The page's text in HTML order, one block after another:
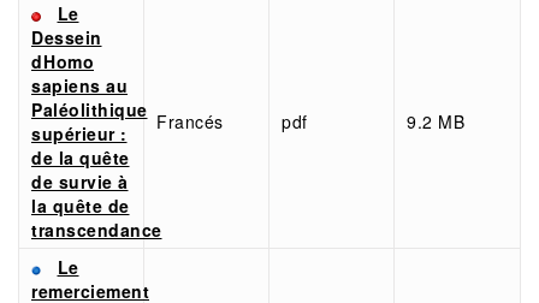
Le
Dessein
dHomo
sapiens au
Paléolithique
supérieur :
de la quête
de survie à
la quête de
transcendance
Francés pdf 9.2 MB
Le
remerciement